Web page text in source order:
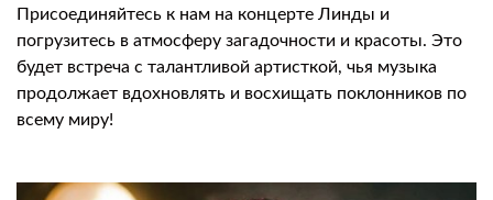
Присоединяйтесь к нам на концерте Линды и
погрузитесь в атмосферу загадочности и красоты. Это
будет встреча с талантливой артисткой, чья музыка
продолжает вдохновлять и восхищать поклонников по
всему миру!